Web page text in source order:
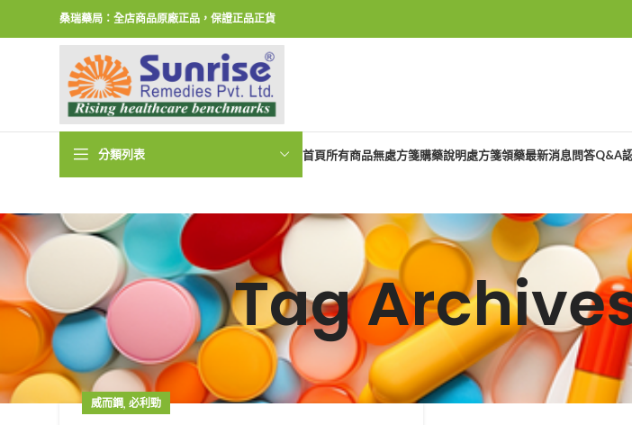
桑瑞藥局：全店商品原廠正品，保證正品正貨
分類列表 首頁所有商品無處方箋購藥說明處方箋領藥最新消息問答Q&A
Tag
威而鋼, 必利勁